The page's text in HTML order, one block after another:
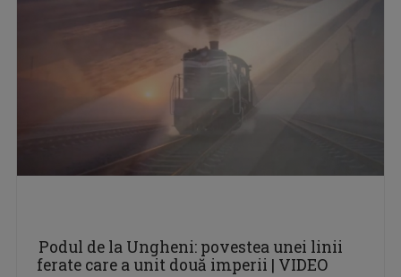
Podul de la Ungheni: povestea unei linii
ferate care a unit două imperii | VIDEO